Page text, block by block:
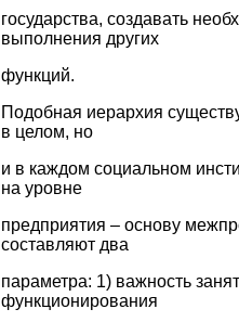
государства, создавать
выполнения других
функций.
Подобная иерархия
в целом, но
и в каждом социальном
на уровне
предприятия – основу
составляют два
параметра: 1) важность
функционирования